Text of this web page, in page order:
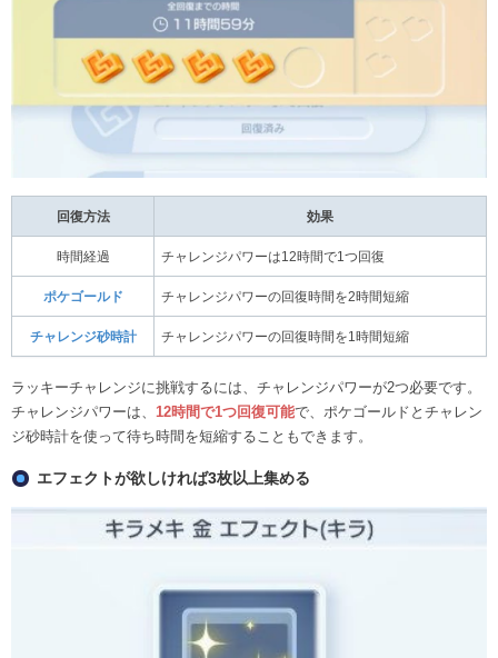
回復方法 効果
時間経過 チャレンジパワーは12時間で1つ回復
ポケゴールド チャレンジパワーの回復時間を2時間短縮
チャレンジ砂時計 チャレンジパワーの回復時間を1時間短縮
ラッキーチャレンジに挑戦するには、チャレンジパワーが2つ必要です。
チャレンジパワーは、 12時間で1つ回復可能で、ポケゴールドとチャレン
ジ砂時計を使って待ち時間を短縮することもできます。
エフェクトが欲しければ3枚以上集める